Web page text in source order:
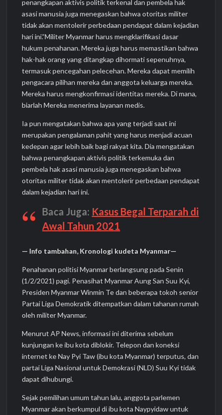
penangkapan aktivis politik terkenal dan pembela hak
asasi manusia juga menegaskan bahwa otoritas militer
tidak akan mentolerir perbedaan pendapat dalam kejadian
hari ini.”Militer Myanmar harus mengklarifikasi dasar
hukum penahanan. Mereka juga harus memastikan bahwa
hak-hak orang yang ditangkap dihormati sepenuhnya,
termasuk pencegahan pelecehan. Mereka dapat memilih
pengacara pilihan mereka dan anggota keluarga mereka.
Mereka harus mengkonfirmasi identitas mereka. Di mana,
biarlah Mereka menerima layanan medis.
Ia pun mengatakan bahwa apa yang terjadi saat ini
merupakan pengalaman pahit yang harus menjadi acuan
kedepan agar lebih baik bagi rakyat kita. Dia mengatakan
bahwa penangkapan aktivis politik terkemuka dan
pembela hak asasi manusia juga menegaskan bahwa
otoritas militer tidak akan mentolerir perbedaan pendapat
dalam kejadian hari ini.
Baca Juga: Kasus Begal Terparah di
Awal Tahun 2021
— Info tambahan, Kronologi kudeta Myanmar—
Penahanan politisi Myanmar berlangsung pada Senin
(1/2/2021) pagi. Penasihat Myanmar Aung San Suu Kyi,
Presiden Myanmar Winmin Te dan beberapa tokoh senior
Partai Liga Demokratik ditempatkan dalam tahanan rumah
oleh militer Myanmar.
Menurut AP News, informasi ini diterima sebelum
kunjungan ke ibu kota diblokir. Telepon dan koneksi
internet ke Nay Pyi Taw (ibu kota Myanmar) terputus, dan
partai Liga Nasional untuk Demokrasi (NLD) Suu Kyi tidak
dapat dihubungi.
Sejak pemilihan umum tahun lalu, anggota parlemen
Myanmar akan berkumpul di ibu kota Naypyidaw untuk